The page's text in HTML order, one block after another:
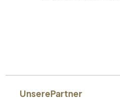
UnserePartner